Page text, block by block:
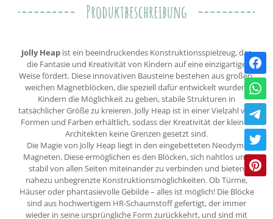
Produktbeschreibung
Jolly Heap ist ein beeindruckendes Konstruktionsspielzeug, das
die Fantasie und Kreativität von Kindern auf eine einzigartige
Weise fördert. Diese innovativen Bausteine bestehen aus großen,
weichen Magnetblöcken, die speziell dafür entwickelt wurden,
Kindern die Möglichkeit zu geben, stabile Strukturen in
tatsächlicher Größe zu kreieren. Jolly Heap ist in einer Vielzahl von
Formen und Farben erhältlich, sodass der Kreativität der kleinen
Architekten keine Grenzen gesetzt sind.
Die Magie von Jolly Heap liegt in den eingebetteten Neodym-
Magneten. Diese ermöglichen es den Blöcken, sich nahtlos und
stabil von allen Seiten miteinander zu verbinden und bieten
nahezu unbegrenzte Konstruktionsmöglichkeiten. Ob Türme,
Häuser oder phantasievolle Gebilde – alles ist möglich! Die Blöcke
sind aus hochwertigem HR-Schaumstoff gefertigt, der immer
wieder in seine ursprüngliche Form zurückkehrt, und sind mit